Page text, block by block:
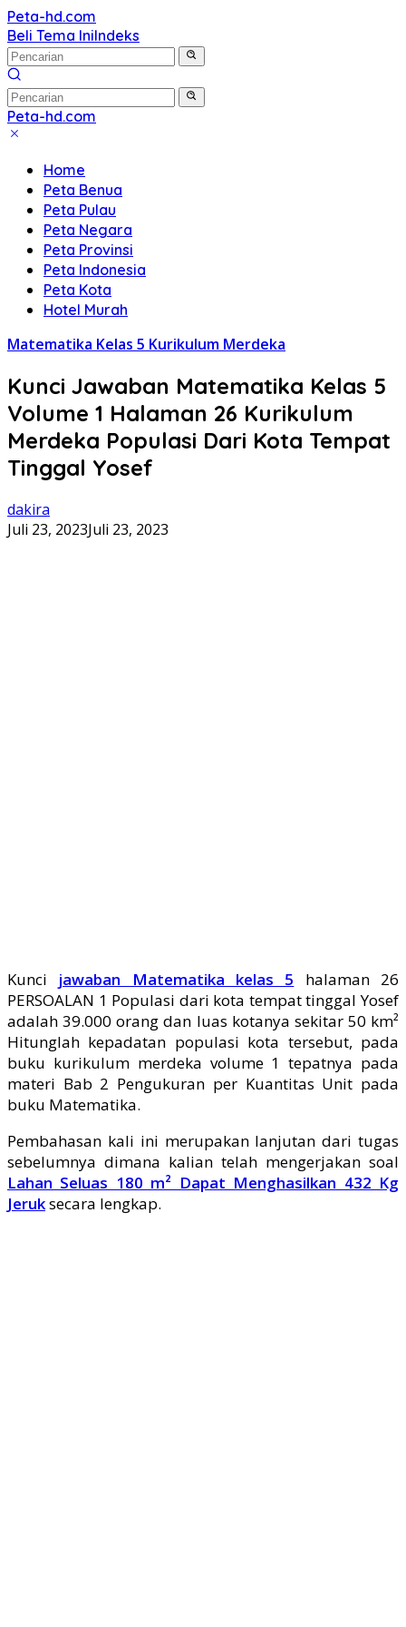
Langsung
ke
konten
Peta-hd.com
Kumpulan
Gambar
Peta
HD
Beli Tema IniIndeks
Peta-hd.com
Kumpulan
Peta
HD
Home
Peta Benua
Peta Pulau
Peta Negara
Peta Provinsi
Peta Indonesia
Peta Kota
Hotel Murah
Matematika Kelas 5 Kurikulum Merdeka
Kunci Jawaban Matematika Kelas 5
Volume 1 Halaman 26 Kurikulum
Merdeka Populasi Dari Kota Tempat
Tinggal Yosef
dakira
Juli 23, 2023Juli 23, 2023
Kunci jawaban Matematika kelas 5 halaman 26
PERSOALAN 1 Populasi dari kota tempat tinggal Yosef
adalah 39.000 orang dan luas kotanya sekitar 50 km²
Hitunglah kepadatan populasi kota tersebut, pada
buku kurikulum merdeka volume 1 tepatnya pada
materi Bab 2 Pengukuran per Kuantitas Unit pada
buku Matematika.
Pembahasan kali ini merupakan lanjutan dari tugas
sebelumnya dimana kalian telah mengerjakan soal
Lahan Seluas 180 m² Dapat Menghasilkan 432 Kg
Jeruksecara lengkap.